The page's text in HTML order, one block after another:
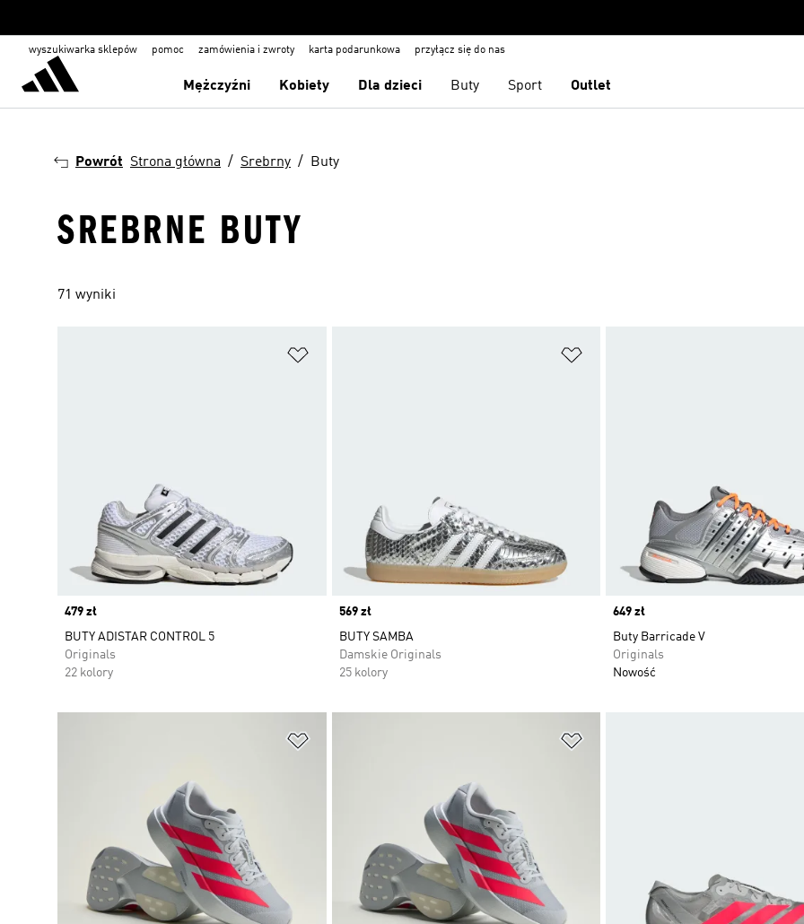
wyszukiwarka sklepów pomoc zamówienia i zwroty karta podarunkowa przyłącz się do nas
Mężczyźni Kobiety Dla dzieci Buty Sport Outlet
Powrót Strona główna Srebrny Buty
SREBRNE BUTY
71 wyniki
Price
479 zł
BUTY ADISTAR CONTROL 5
Originals
22 kolory
Price
569 zł
BUTY SAMBA
Damskie Originals
25 kolory
Price
649 zł
Buty Barricade V
Originals
Nowość